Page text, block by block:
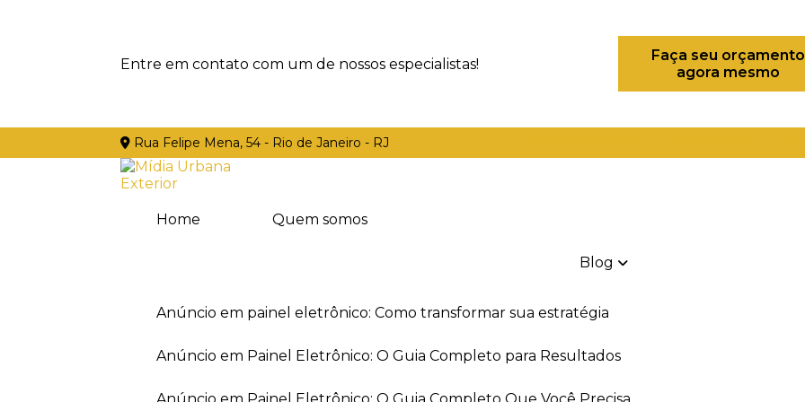
Entre em contato com um de nossos especialistas!
Faça seu orçamento
agora mesmo
Rua Felipe Mena, 54 - Rio de Janeiro - RJ
Home Quem somos
Blog
Anúncio em painel eletrônico: Como transformar sua estratégia
Anúncio em Painel Eletrônico: O Guia Completo para Resultados